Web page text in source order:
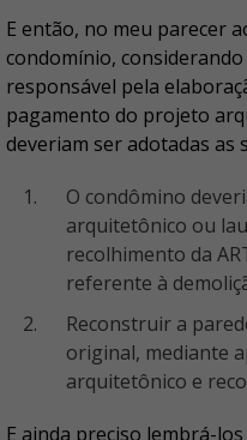
E então, no meu parecer
condomínio,
responsável pela
pagamento do projeto
deveriam ser adotadas as
O condômino
arquitetônico ou
recolhimento da
referente à
Reconstruir a
original, mediante
arquitetônico e
E ainda preciso lembrá-los